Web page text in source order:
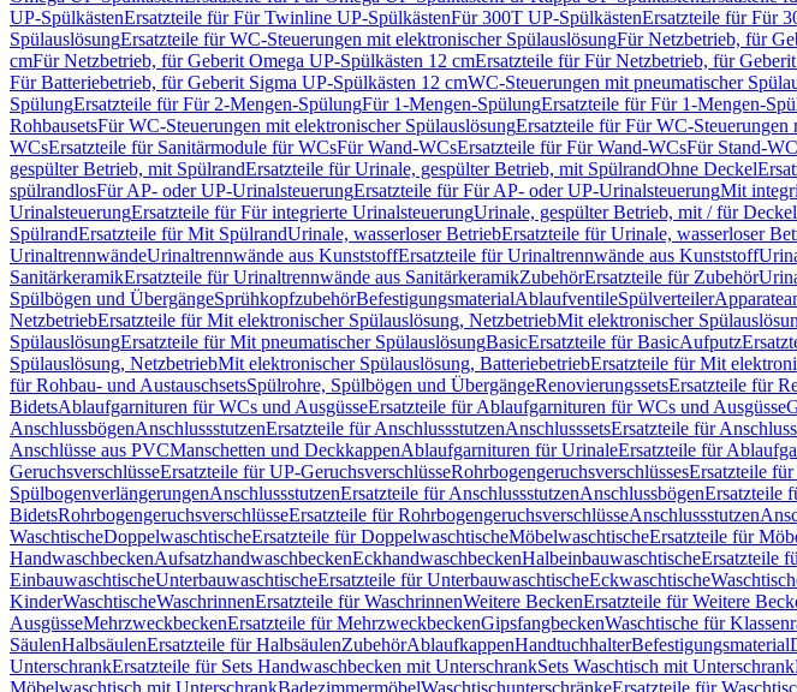
UP-SpülkästenErsatzteile für Für Twinline UP-SpülkästenFür 300T UP-SpülkästenErsatzteile für Für
SpülauslösungErsatzteile für WC-Steuerungen mit elektronischer SpülauslösungFür Netzbetrieb, für
cmFür Netzbetrieb, für Geberit Omega UP-Spülkästen 12 cmErsatzteile für Für Netzbetrieb, für
Für Batteriebetrieb, für Geberit Sigma UP-Spülkästen 12 cmWC-Steuerungen mit pneumatischer
SpülungErsatzteile für Für 2-Mengen-SpülungFür 1-Mengen-SpülungErsatzteile für Für 1-Mengen-
RohbausetsFür WC-Steuerungen mit elektronischer SpülauslösungErsatzteile für Für WC-Steuerungen
WCsErsatzteile für Sanitärmodule für WCsFür Wand-WCsErsatzteile für Für Wand-WCsFür Stand-
gespülter Betrieb, mit SpülrandErsatzteile für Urinale, gespülter Betrieb, mit SpülrandOhne Deckel
spülrandlosFür AP- oder UP-UrinalsteuerungErsatzteile für Für AP- oder UP-UrinalsteuerungMit
UrinalsteuerungErsatzteile für Für integrierte UrinalsteuerungUrinale, gespülter Betrieb, mit / für Deckel
SpülrandErsatzteile für Mit SpülrandUrinale, wasserloser BetriebErsatzteile für Urinale, wasserloser
UrinaltrennwändeUrinaltrennwände aus KunststoffErsatzteile für Urinaltrennwände aus Kunststoff
SanitärkeramikErsatzteile für Urinaltrennwände aus SanitärkeramikZubehörErsatzteile für Zubehör
Spülbögen und ÜbergängeSprühkopfzubehörBefestigungsmaterialAblaufventileSpülverteiler
NetzbetriebErsatzteile für Mit elektronischer Spülauslösung, NetzbetriebMit elektronischer
SpülauslösungErsatzteile für Mit pneumatischer SpülauslösungBasicErsatzteile für BasicAufputz
Spülauslösung, NetzbetriebMit elektronischer Spülauslösung, BatteriebetriebErsatzteile für Mit
für Rohbau- und AustauschsetsSpülrohre, Spülbögen und ÜbergängeRenovierungssetsErsatzteile für
BidetsAblaufgarnituren für WCs und AusgüsseErsatzteile für Ablaufgarnituren für WCs und Ausgüsse
AnschlussbögenAnschlussstutzenErsatzteile für AnschlussstutzenAnschlusssetsErsatzteile für
Anschlüsse aus PVCManschetten und DeckkappenAblaufgarnituren für UrinaleErsatzteile für
GeruchsverschlüsseErsatzteile für UP-GeruchsverschlüsseRohrbogengeruchsverschlüssesErsatzteile für
SpülbogenverlängerungenAnschlussstutzenErsatzteile für AnschlussstutzenAnschlussbögenErsatzteile
BidetsRohrbogengeruchsverschlüsseErsatzteile für RohrbogengeruchsverschlüsseAnschlussstutzen
WaschtischeDoppelwaschtischeErsatzteile für DoppelwaschtischeMöbelwaschtischeErsatzteile für
HandwaschbeckenAufsatzhandwaschbeckenEckhandwaschbeckenHalbeinbauwaschtischeErsatzteile
EinbauwaschtischeUnterbauwaschtischeErsatzteile für UnterbauwaschtischeEckwaschtische
KinderWaschtischeWaschrinnenErsatzteile für WaschrinnenWeitere BeckenErsatzteile für Weitere
AusgüsseMehrzweckbeckenErsatzteile für MehrzweckbeckenGipsfangbeckenWaschtische für
SäulenHalbsäulenErsatzteile für HalbsäulenZubehörAblaufkappenHandtuchhalterBefestigungsmaterial
UnterschrankErsatzteile für Sets Handwaschbecken mit UnterschrankSets Waschtisch mit Unterschrank
Möbelwaschtisch mit UnterschrankBadezimmermöbelWaschtischunterschränkeErsatzteile für